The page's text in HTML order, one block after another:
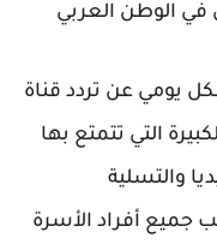
الوطن العربي
يومي عن تردد قناة
الكبيرة التي تتمتع بها
والتسلية
أفراد الأسرة